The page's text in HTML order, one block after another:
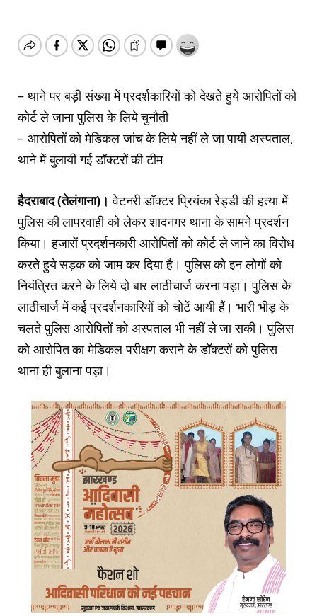
– थाने पर बड़ी संख्या में प्रदर्शकारियों को देखते हुये आरोपितों को
कोर्ट ले जाना पुलिस के लिये चुनौती
– आरोपितों को मेडिकल जांच के लिये नहीं ले जा पायी अस्पताल,
थाने में बुलायी गई डॉक्टरों की टीम
हैदराबाद (तेलंगाना)। वेटनरी डॉक्टर प्रियंका रेड्डी की हत्या में
पुलिस की लापरवाही को लेकर शादनगर थाना के सामने प्रदर्शन
किया। हजारों प्रदर्शनकारी आरोपितों को कोर्ट ले जाने का विरोध
करते हुये सड़क को जाम कर दिया है। पुलिस को इन लोगों को
नियंत्रित करने के लिये दो बार लाठीचार्ज करना पड़ा। पुलिस के
लाठीचार्ज में कई प्रदर्शनकारियों को चोटें आयी हैं। भारी भीड़ के
चलते पुलिस आरोपितों को अस्पताल भी नहीं ले जा सकी। पुलिस
को आराेपित का मेडिकल परीक्षण कराने के डॉक्टरों को पुलिस
थाना ही बुलाना पड़ा।